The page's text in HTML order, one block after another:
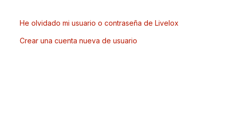
He olvidado mi usuario o contraseña de Livelox
Crear una cuenta nueva de usuario